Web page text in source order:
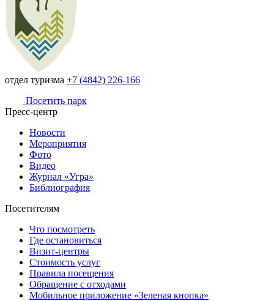
отдел туризма +7 (4842) 226-166
Посетить парк
Пресс-центр
Новости
Мероприятия
Фото
Видео
Журнал «Угра»
Библиография
Посетителям
Что посмотреть
Где остановиться
Визит-центры
Стоимость услуг
Правила посещения
Обращение с отходами
Мобильное приложение «Зеленая кнопка»